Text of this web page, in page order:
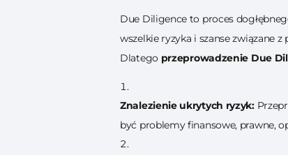
Due Diligence to proces
wszelkie ryzyka i szanse związane
Dlatego przeprowadzenie Due
Znalezienie ukrytych ryzyk:
być problemy finansowe, prawne,